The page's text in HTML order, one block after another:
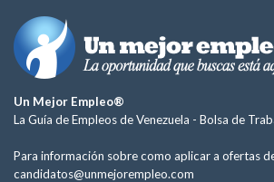
Un Mejor Empleo®
La Guía de Empleos de Venezuela - Bolsa de
Para información sobre como aplicar a ofertas
candidatos@unmejorempleo.com